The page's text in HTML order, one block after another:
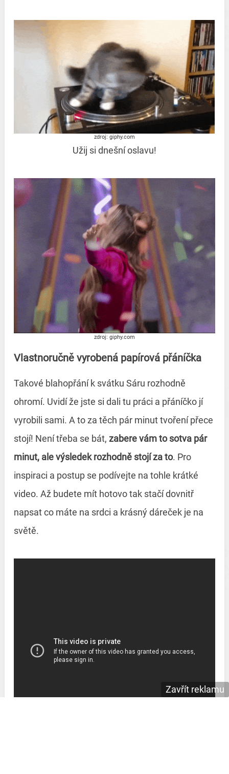
zdroj: giphy.com
Užij si dnešní oslavu!
zdroj: giphy.com
Vlastnoručně vyrobená papírová přáníčka
Takové blahopřání k svátku Sáru rozhodně
ohromí. Uvidí že jste si dali tu práci a přáníčko jí
vyrobili sami. A to za těch pár minut tvoření přece
stojí! Není třeba se bát, zabere vám to sotva pár
minut, ale výsledek rozhodně stojí za to. Pro
inspiraci a postup se podívejte na tohle krátké
video. Až budete mít hotovo tak stačí dovnitř
napsat co máte na srdci a krásný dáreček je na
světě.
Zavřít reklamu